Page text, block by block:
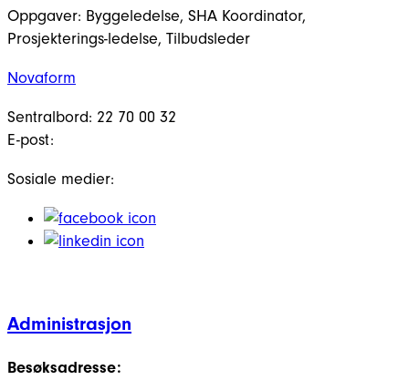
Oppgaver: Byggeledelse, SHA Koordinator,
Prosjekterings-ledelse, Tilbudsleder
Novaform
Sentralbord: 22 70 00 32
E-post:
Sosiale medier:
Administrasjon
Besøksadresse: